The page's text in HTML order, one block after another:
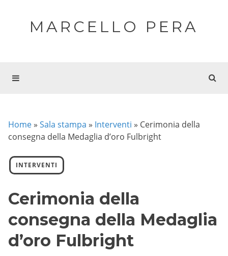
MARCELLO PERA
Home » Sala stampa » Interventi » Cerimonia della
consegna della Medaglia d’oro Fulbright
INTERVENTI
Cerimonia della
consegna della Medaglia
d’oro Fulbright